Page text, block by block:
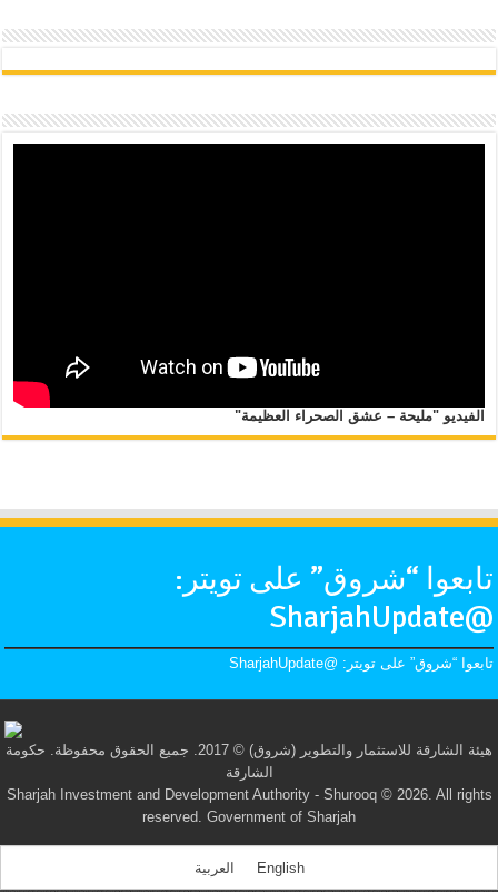
الفيديو "مليحة – عشق الصحراء العظيمة"
تابعوا “شروق” على تويتر:
@SharjahUpdate
تابعوا “شروق” على تويتر: @SharjahUpdate
هيئة الشارقة للاستثمار والتطوير (شروق) © 2017. جميع الحقوق محفوظة. حكومة
الشارقة
Sharjah Investment and Development Authority - Shurooq © 2026. All rights
reserved. Government of Sharjah
English العربية